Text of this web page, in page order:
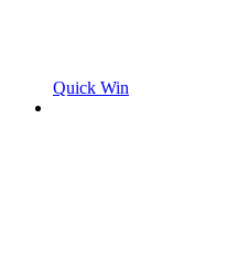
Quick Win